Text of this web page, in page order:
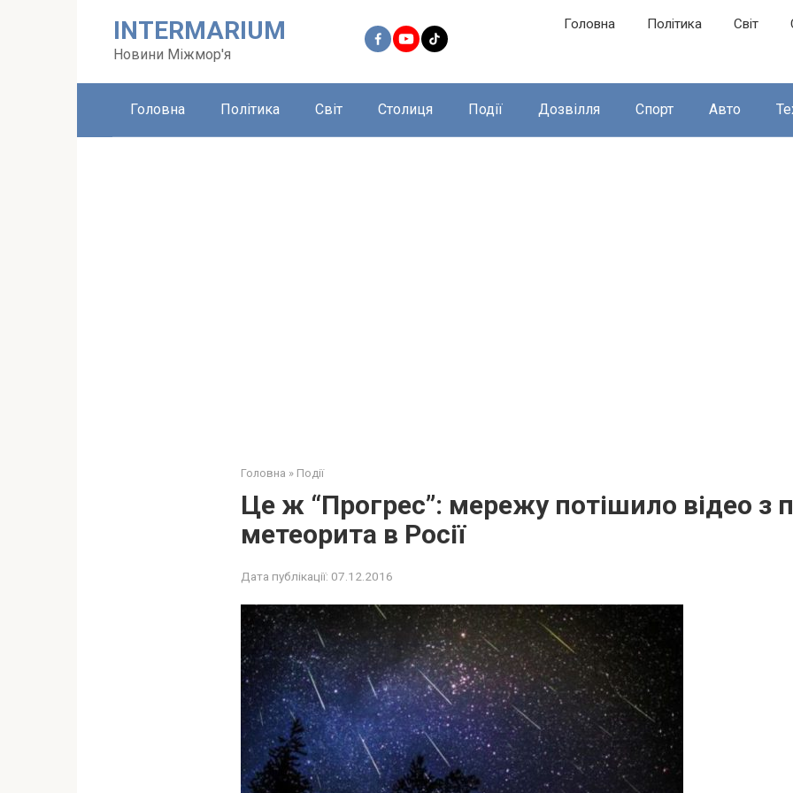
INTERMARIUM
Новини Міжмор'я
Головна Політика Світ
Головна Політика Світ Столиця Події Дозвілля Спорт Авто
Головна » Події
Це ж “Прогрес”: мережу потішило відео з
метеорита в Росії
Дата публікації: 07.12.2016